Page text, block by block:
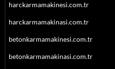
harckarmamakinesi.com.tr
harckarmamakinasi.com.tr
betonkarmamakinesi.com.tr
betonkarmamakinasi.com.tr